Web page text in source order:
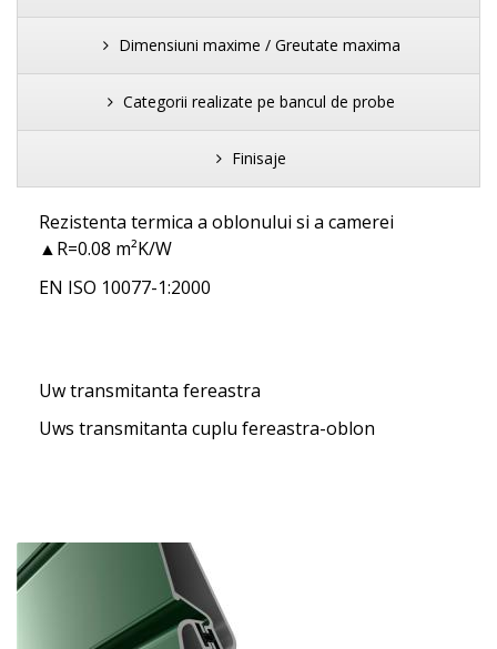
Dimensiuni maxime / Greutate maxima
Categorii realizate pe bancul de probe
Finisaje
Rezistenta termica a oblonului si a camerei
▲R=0.08 m²K/W
EN ISO 10077-1:2000
Uw transmitanta fereastra
Uws transmitanta cuplu fereastra-oblon